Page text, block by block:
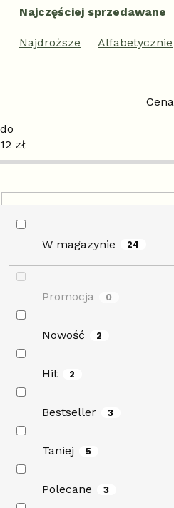
e
p
r
d
u
k
w
Najczęściej sprzedawane
Najdroższe Alfabetycznie
Cena
12 zł
W magazynie 24
Promocja 0
Nowość 2
Hit 2
Bestseller 3
Taniej 5
Polecane 3